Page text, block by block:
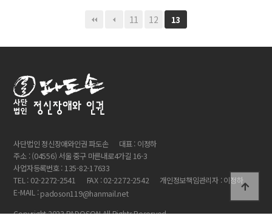
11 12 13
사단법인 정신장애와인권 파도손
대표 : 이정하
주소 : (04556) 서울 중구 마른내로4가길 16-3
사업자등록번호 : 135-82-17633
TEL : 02-2272-2541
FAX : 02-2272-2542
개인정보책임관리자 : 이정하
E-MAIL :padoson119@hanmail.net
Copyright 2023 PADOSON All Rights Reserved.